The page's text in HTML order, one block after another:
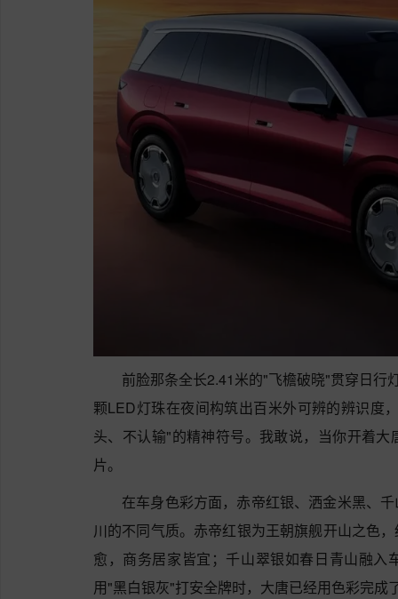
前脸那条全长2.41米的"飞檐破晓"贯穿日行
颗LED灯珠在夜间构筑出百米外可辨的辨识度
头、不认输"的精神符号。我敢说，当你开着
片。
在车身色彩方面，赤帝红银、洒金米黑、
川的不同气质。赤帝红银为王朝旗舰开山之色
愈，商务居家皆宜；千山翠银如春日青山融
用"黑白银灰"打安全牌时，大唐已经用色彩完成